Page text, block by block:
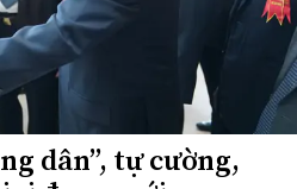
dân”, tự cường,